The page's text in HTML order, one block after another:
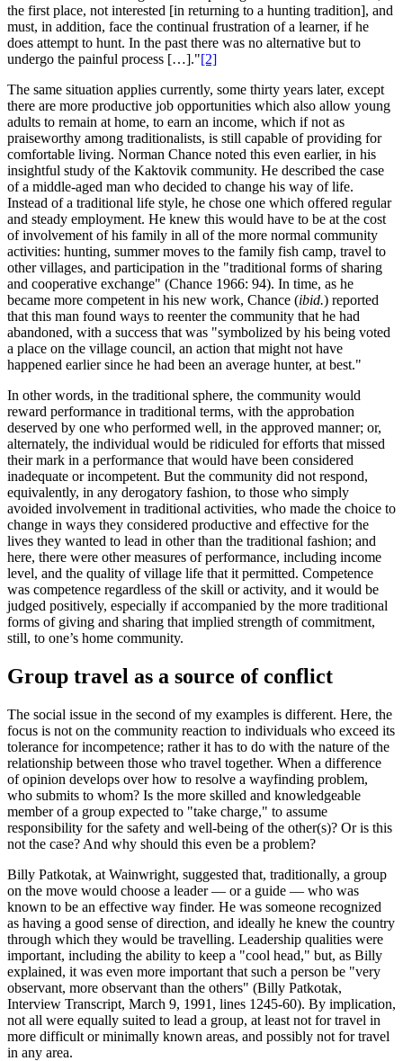
the first place, not interested [in returning to a hunting tradition], and
must, in addition, face the continual frustration of a learner, if he
does attempt to hunt. In the past there was no alternative but to
undergo the painful process […]."[2]
The same situation applies currently, some thirty years later, except
there are more productive job opportunities which also allow young
adults to remain at home, to earn an income, which if not as
praiseworthy among traditionalists, is still capable of providing for
comfortable living. Norman Chance noted this even earlier, in his
insightful study of the Kaktovik community. He described the case
of a middle-aged man who decided to change his way of life.
Instead of a traditional life style, he chose one which offered regular
and steady employment. He knew this would have to be at the cost
of involvement of his family in all of the more normal community
activities: hunting, summer moves to the family fish camp, travel to
other villages, and participation in the "traditional forms of sharing
and cooperative exchange" (Chance 1966: 94). In time, as he
became more competent in his new work, Chance (ibid.) reported
that this man found ways to reenter the community that he had
abandoned, with a success that was "symbolized by his being voted
a place on the village council, an action that might not have
happened earlier since he had been an average hunter, at best."
In other words, in the traditional sphere, the community would
reward performance in traditional terms, with the approbation
deserved by one who performed well, in the approved manner; or,
alternately, the individual would be ridiculed for efforts that missed
their mark in a performance that would have been considered
inadequate or incompetent. But the community did not respond,
equivalently, in any derogatory fashion, to those who simply
avoided involvement in traditional activities, who made the choice to
change in ways they considered productive and effective for the
lives they wanted to lead in other than the traditional fashion; and
here, there were other measures of performance, including income
level, and the quality of village life that it permitted. Competence
was competence regardless of the skill or activity, and it would be
judged positively, especially if accompanied by the more traditional
forms of giving and sharing that implied strength of commitment,
still, to one’s home community.
Group travel as a source of conflict
The social issue in the second of my examples is different. Here, the
focus is not on the community reaction to individuals who exceed its
tolerance for incompetence; rather it has to do with the nature of the
relationship between those who travel together. When a difference
of opinion develops over how to resolve a wayfinding problem,
who submits to whom? Is the more skilled and knowledgeable
member of a group expected to "take charge," to assume
responsibility for the safety and well-being of the other(s)? Or is this
not the case? And why should this even be a problem?
Billy Patkotak, at Wainwright, suggested that, traditionally, a group
on the move would choose a leader — or a guide — who was
known to be an effective way finder. He was someone recognized
as having a good sense of direction, and ideally he knew the country
through which they would be travelling. Leadership qualities were
important, including the ability to keep a "cool head," but, as Billy
explained, it was even more important that such a person be "very
observant, more observant than the others" (Billy Patkotak,
Interview Transcript, March 9, 1991, lines 1245-60). By implication,
not all were equally suited to lead a group, at least not for travel in
more difficult or minimally known areas, and possibly not for travel
in any area.